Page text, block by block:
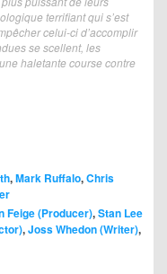
terrifiant qui s’est
celui-ci d’accomplir
se scellent, les
haletante course contre
,Mark Ruffalo,Chris
Feige (Producer),Stan Lee
,Joss Whedon (Writer),